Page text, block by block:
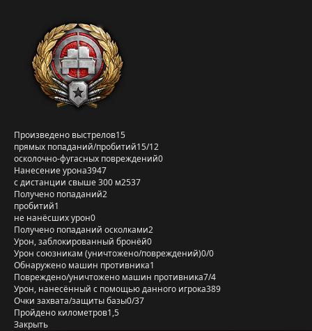
Произведено выстрелов15
прямых попаданий/пробитий15/12
осколочно-фугасных повреждений0
Нанесение урона3947
с дистанции свыше 300 м2537
Получено попаданий2
пробитий1
не нанёсших урон0
Получено попаданий осколками2
Урон, заблокированный бронёй0
Урон союзникам (уничтожено/повреждений)0/0
Обнаружено машин противника1
Повреждено/уничтожено машин противника7/4
Урон, нанесённый с помощью данного игрока389
Очки захвата/защиты базы0/37
Пройдено километров1,5
Закрыть